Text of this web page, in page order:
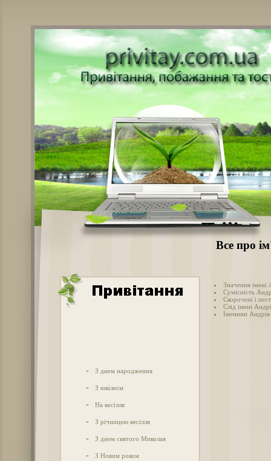
Все про
- З днем народження
- З ювілеєм
- На весілля
- З річницею весілля
- З днем святого Миколая
- З Новим роком
Значення імені
Сумісність
Скорочені і
Слід імені
Іменини Андрія